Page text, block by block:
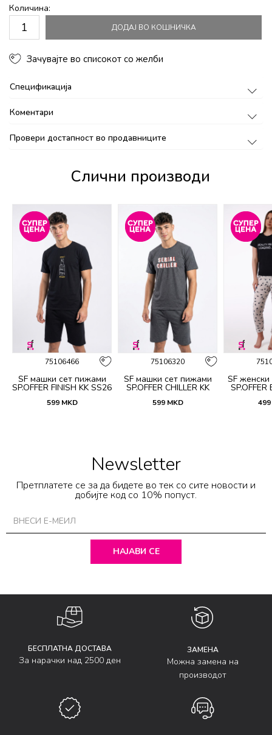
Количина:
ДОДАЈ ВО КОШНИЧКА
Зачувајте во списокот со желби
Спецификација
Коментари
Провери достапност во продавниците
Слични производи
75106466
SF машки сет пижами
SP.OFFER FINISH KK SS26
599 MKD
75106320
SF машки сет пижами
SP.OFFER CHILLER KK
599 MKD
SF
499
Newsletter
Претплатете се за да бидете во тек со сите новости и
добијте код со 10% попуст.
НАЈАВИ СЕ
БЕСПЛАТНА ДОСТАВА
За нарачки над 2500 ден
ЗАМЕНА
Можна замена на
производот